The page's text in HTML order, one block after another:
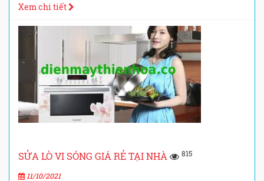
Xem chi tiết
SỬA LÒ VI SÓNG GIÁ RẺ TẠI NHÀ 815
11/10/2021